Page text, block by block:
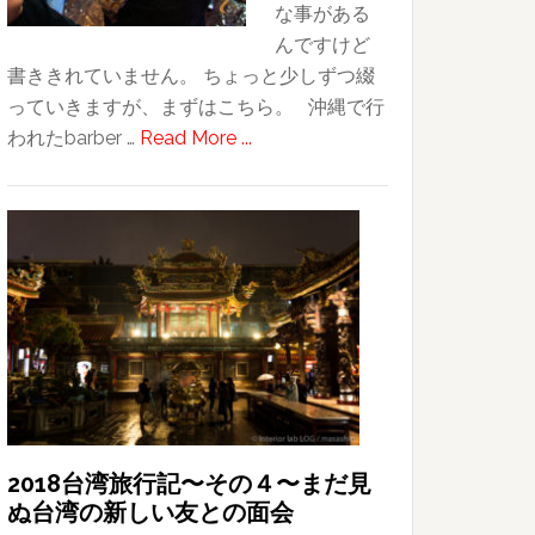
な事がある
んですけど
書ききれていません。 ちょっと少しずつ綴
っていきますが、まずはこちら。 沖縄で行
われたbarber … Read More ...
容
師
か
ら
学
ぶ
こ
と〜
BARBER
2018台湾旅行記〜その４〜まだ見
ぬ台湾の新しい友との面会